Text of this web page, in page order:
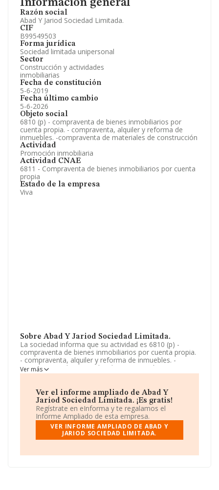
Información general
Razón social
Abad Y Jariod Sociedad Limitada.
CIF
B99549503
Forma jurídica
Sociedad limitada unipersonal
Sector
Construcción y actividades
inmobiliarias
Fecha de constitución
5-6-2019
Fecha último cambio
5-6-2026
Objeto social
6810 (p) - compraventa de bienes inmobiliarios por
cuenta propia. - compraventa, alquiler y reforma de
inmuebles. -compraventa de materiales de construcción
Actividad
Promoción inmobiliaria
Actividad CNAE
6811 - Compraventa de bienes inmobiliarios por cuenta
propia
Estado de la empresa
Viva
Sobre Abad Y Jariod Sociedad Limitada.
La sociedad informa que su actividad es 6810 (p) -
compraventa de bienes inmobiliarios por cuenta propia.
- compraventa, alquiler y reforma de inmuebles. -
compraventa de materiales de construcción. La
sociedad está inscrita en el Registro Mercantil como
corresponde a '%cnae%', cuyo Código es 6811. La
empresa no tiene actividad en mercados exteriores.
La empresa españolaAbad y Jariod Sociedad
Limitada, con CIF B99549503, está situada en Plaza
Carmen núm. 1 2 3 Piso 1 A, (50193), Zaragoza, Aragón.
sobre 67.991 compañías, la facturación en el ámbito
Ver más
Ver el informe ampliado de Abad Y
Jariod Sociedad Limitada. ¡Es gratis!
Regístrate en eInforma y te regalamos el
Informe Ampliado de esta empresa.
VER INFORME AMPLIADO DE ABAD Y
JARIOD SOCIEDAD LIMITADA.